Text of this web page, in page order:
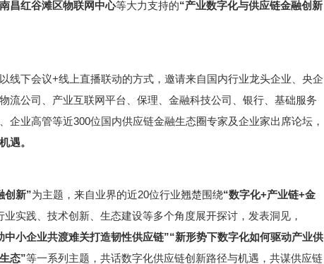
昌红谷滩区物联网中心等大力支持的“产业数字化与供应链金融创新
线下会议+线上直播联动的方式，邀请来自国内行业龙头企业、央企
流公司、产业互联网平台、保理、金融科技公司、银行、基础服务
企业高管等近300位国内供应链金融生态圈专家及企业家出席论坛，
遇。
创新”为主题，来自业界的近20位行业翘楚围绕“数字化+产业链+金
实践、技术创新、生态建设等多个角度展开探讨，发表洞见，
中小企业共渡难关打造韧性供应链”“新形势下数字化如何驱动产业供
态”等一系列主题，共话数字化供应链创新路径与机遇，共谋供应链